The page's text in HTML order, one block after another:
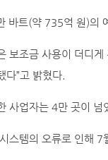
바트(약 735억 원)의
보조금 사용이 더디
다”고 밝혔다.
사업자는 4만 곳이
스템의 오류로 인해